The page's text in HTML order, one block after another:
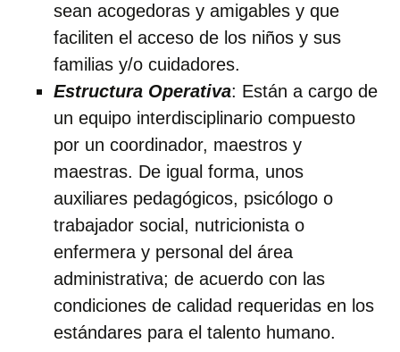
sean acogedoras y amigables y que
faciliten el acceso de los niños y sus
familias y/o cuidadores.
Estructura Operativa: Están a cargo de
un equipo interdisciplinario compuesto
por un coordinador, maestros y
maestras. De igual forma, unos
auxiliares pedagógicos, psicólogo o
trabajador social, nutricionista o
enfermera y personal del área
administrativa; de acuerdo con las
condiciones de calidad requeridas en los
estándares para el talento humano.